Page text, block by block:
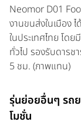
Neomor D01
งานขนส่งในเมือง
ในประเทศไทย โด
ทั่วไป รองรับดารช
5 ชม. (ภาพแทน)
รุ่นย่อยอื่นๆ รถ
โมชั่น